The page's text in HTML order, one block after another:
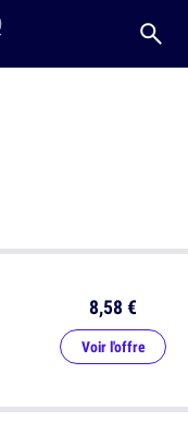
8,58 €
Voir l'offre